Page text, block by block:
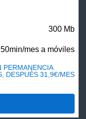
300 Mb
mes a móviles
PERMANENCIA
DESPUÉS 31,9€/MES